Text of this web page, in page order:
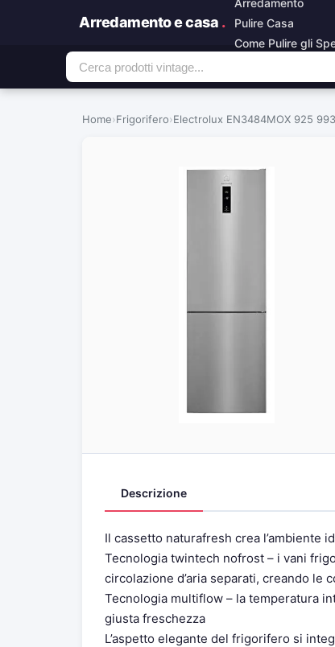
Arredamento e casa .
Pulire Casa
Come Pulire gli
Home›Frigorifero›Electrolux EN3484MOX 925
Descrizione
Il cassetto naturafresh crea l’ambiente
Tecnologia twintech nofrost – i vani
circolazione d’aria separati, creando
Tecnologia multiflow – la temperatura
giusta freschezza
L’aspetto elegante del frigorifero si